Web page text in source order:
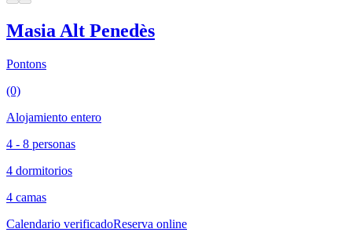
Masia Alt Penedès
Pontons
(0)
Alojamiento entero
4 - 8 personas
4 dormitorios
4 camas
Calendario verificadoReserva online